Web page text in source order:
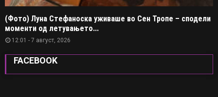
(Фото) Луна Стефаноска уживаше во Сен Тропе – сподели
моменти од летувањето...
12:01 - 7 август, 2026
FACEBOOK